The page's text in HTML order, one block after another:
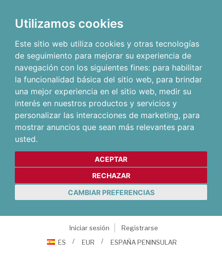
Utilizamos cookies
Este sitio web utiliza cookies y otras tecnologías
de seguimiento para mejorar su experiencia de
navegación con los siguientes fines: para habilitar
la funcionalidad básica del sitio web, para brindar
una mejor experiencia en el sitio web, medir su
interés en nuestros productos y servicios y
personalizar las interacciones de marketing, para
mostrar anuncios que sean más relevantes para
usted.
ACEPTAR
RECHAZAR
CAMBIAR PREFERENCIAS
Iniciar sesión
Registrarse
ES
EUR ESPAÑA PENINSULAR